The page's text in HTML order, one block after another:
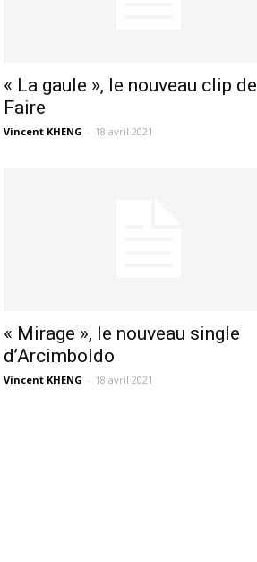
« La gaule », le nouveau clip de
Faire
Vincent KHENG - 18 avril 2021
« Mirage », le nouveau single
d’Arcimboldo
Vincent KHENG - 18 avril 2021